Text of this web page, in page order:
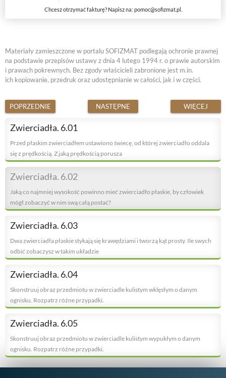
Chcesz otrzymać fakturę? Napisz na: pomoc@sofizmat.pl
Materiały zamieszczone w portalu SOFIZMAT podlegają ochronie prawnej
na podstawie przepisów ustawy z dnia 4 lutego 1994 r. o prawie autorskim
i prawach pokrewnych. Bez zgody właścicieli zabronione jest m.in.
ich kopiowanie, przedruk oraz udostępnianie w całości, jak i w części.
POPRZEDNIE NASTĘPNE WIĘCEJ
Zwierciadła. 6.01
Przed płaskim zwierciadłem ustawiono świecę, od której zwierciadło oddala
się z prędkością. Z jaką prędkością porusza
Zwierciadła. 6.02
Jaką co najmniej wysokość powinno mieć zwierciadło płaskie, by człowiek
mógł zobaczyć w nim swą całą postać?
Zwierciadła. 6.03
Dwa zwierciadła płaskie stykają się krawędziami i tworzą kąt prosty. Ile swych
odbić zobaczysz w takim układzie
Zwierciadła. 6.04
Skonstruuj obraz przedmiotu w zwierciadle kulistym wklęsłym o danym
ognisku. Rozpatrz różne przypadki.
Zwierciadła. 6.05
Skonstruuj obraz przedmiotu w zwierciadle kulistym wypukłym o danym
ognisku. Rozpatrz różne przypadki.